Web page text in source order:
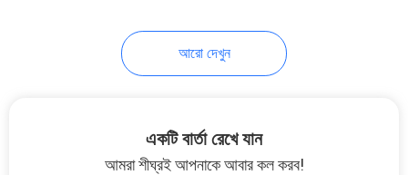
লিনিয়ার গ্লাস আইশ
আরো দেখুন
একটি বার্তা রেখে যান
আমরা শীঘ্রই আপনাকে আবার কল করব!